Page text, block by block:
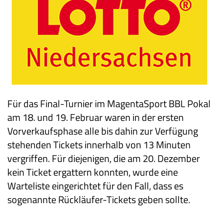
Für das Final-Turnier im MagentaSport BBL Pokal
am 18. und 19. Februar waren in der ersten
Vorverkaufsphase alle bis dahin zur Verfügung
stehenden Tickets innerhalb von 13 Minuten
vergriffen. Für diejenigen, die am 20. Dezember
kein Ticket ergattern konnten, wurde eine
Warteliste eingerichtet für den Fall, dass es
sogenannte Rückläufer-Tickets geben sollte.